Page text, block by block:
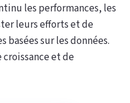
les performances, les
leurs efforts et de
basées sur les données.
et de